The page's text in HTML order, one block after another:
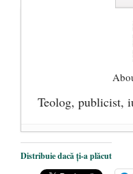
Teolog, publicist,
Precizări
Puric şi
Distribuie dacă ți-a plăcut